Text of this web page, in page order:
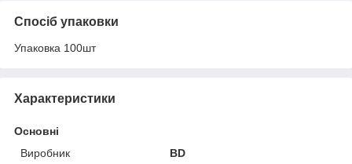
Спосіб упаковки
Упаковка 100шт
Характеристики
Основні
Виробник
BD